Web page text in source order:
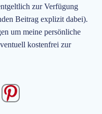
zur Verfügung
Beitrag explizit dabei).
um meine persönliche
kostenfrei zur